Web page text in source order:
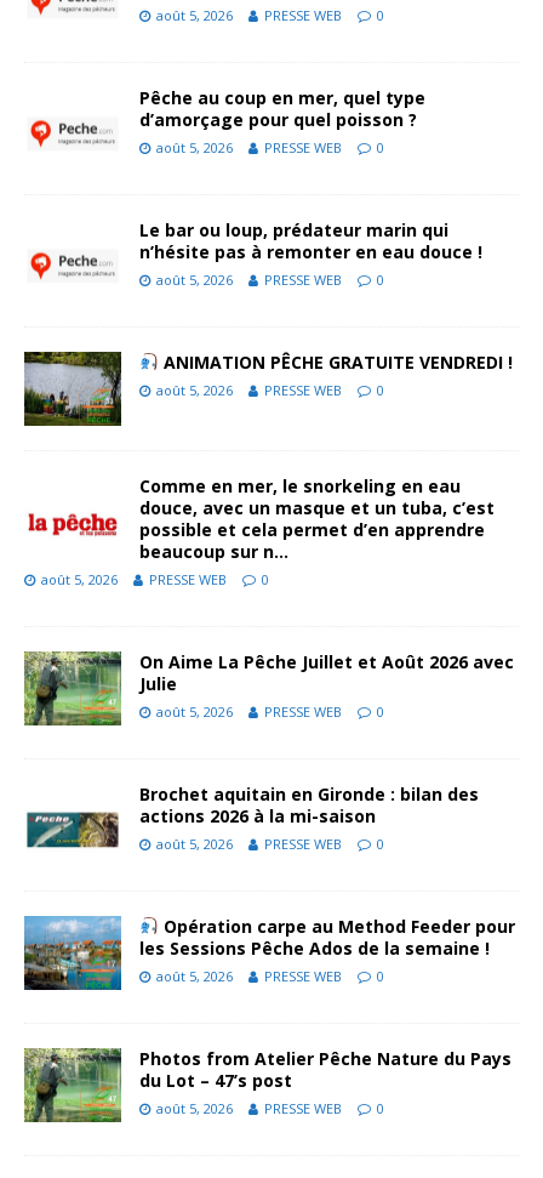
août 5, 2026 PRESSE WEB 0
Pêche au coup en mer, quel type
d’amorçage pour quel poisson ?
août 5, 2026 PRESSE WEB 0
Le bar ou loup, prédateur marin qui
n’hésite pas à remonter en eau douce !
août 5, 2026 PRESSE WEB 0
ANIMATION PÊCHE GRATUITE VENDREDI !
août 5, 2026 PRESSE WEB 0
Comme en mer, le snorkeling en eau
douce, avec un masque et un tuba, c’est
possible et cela permet d’en apprendre
beaucoup sur n…
août 5, 2026 PRESSE WEB 0
On Aime La Pêche Juillet et Août 2026 avec
Julie
août 5, 2026 PRESSE WEB 0
Brochet aquitain en Gironde : bilan des
actions 2026 à la mi-saison
août 5, 2026 PRESSE WEB 0
Opération carpe au Method Feeder pour
les Sessions Pêche Ados de la semaine !
août 5, 2026 PRESSE WEB 0
Photos from Atelier Pêche Nature du Pays
du Lot – 47’s post
août 5, 2026 PRESSE WEB 0